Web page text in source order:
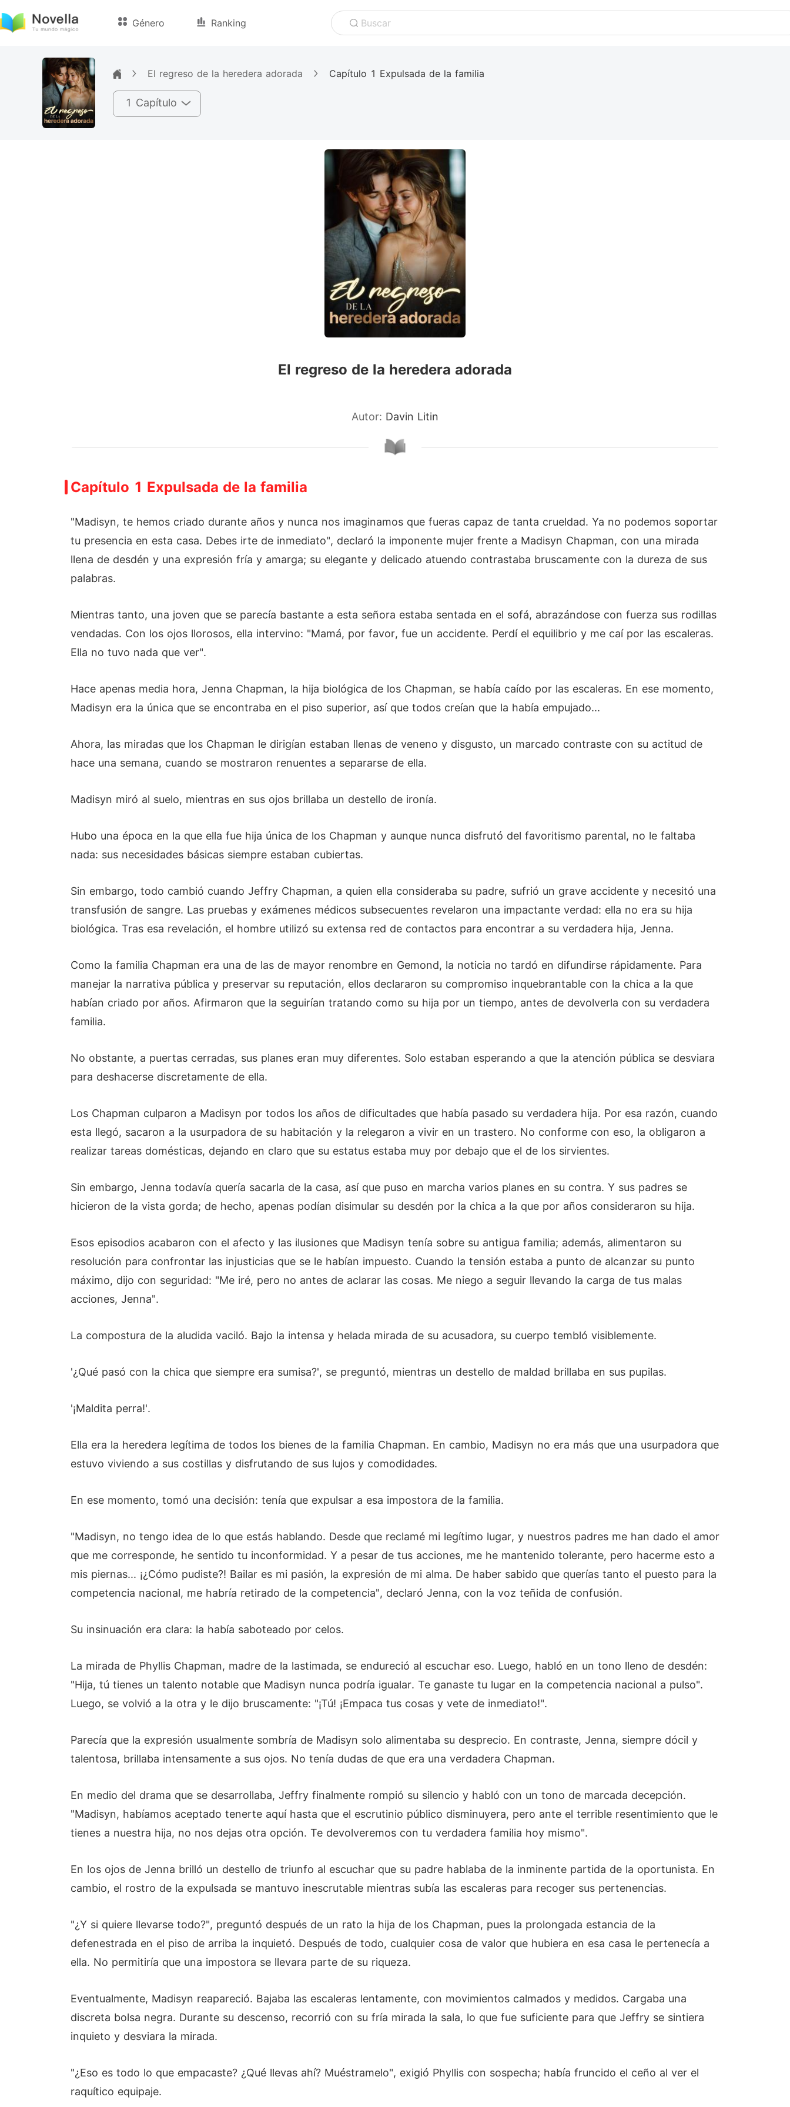
Género Ranking Buscar
El regreso de la heredera adorada Capítulo 1 Expulsada de la familia
1 Capítulo
El regreso de la heredera adorada
Autor: Davin Litin
Capítulo 1 Expulsada de la familia
"Madisyn, te hemos criado durante años y nunca nos imaginamos que fueras capaz de tanta crueldad. Ya no podemos soportar
tu presencia en esta casa. Debes irte de inmediato", declaró la imponente mujer frente a Madisyn Chapman, con una mirada
llena de desdén y una expresión fría y amarga; su elegante y delicado atuendo contrastaba bruscamente con la dureza de sus
palabras.
Mientras tanto, una joven que se parecía bastante a esta señora estaba sentada en el sofá, abrazándose con fuerza sus rodillas
vendadas. Con los ojos llorosos, ella intervino: "Mamá, por favor, fue un accidente. Perdí el equilibrio y me caí por las escaleras.
Ella no tuvo nada que ver".
Hace apenas media hora, Jenna Chapman, la hija biológica de los Chapman, se había caído por las escaleras. En ese momento,
Madisyn era la única que se encontraba en el piso superior, así que todos creían que la había empujado...
Ahora, las miradas que los Chapman le dirigían estaban llenas de veneno y disgusto, un marcado contraste con su actitud de
hace una semana, cuando se mostraron renuentes a separarse de ella.
Madisyn miró al suelo, mientras en sus ojos brillaba un destello de ironía.
Hubo una época en la que ella fue hija única de los Chapman y aunque nunca disfrutó del favoritismo parental, no le faltaba
nada: sus necesidades básicas siempre estaban cubiertas.
Sin embargo, todo cambió cuando Jeffry Chapman, a quien ella consideraba su padre, sufrió un grave accidente y necesitó una
transfusión de sangre. Las pruebas y exámenes médicos subsecuentes revelaron una impactante verdad: ella no era su hija
biológica. Tras esa revelación, el hombre utilizó su extensa red de contactos para encontrar a su verdadera hija, Jenna.
Como la familia Chapman era una de las de mayor renombre en Gemond, la noticia no tardó en difundirse rápidamente. Para
manejar la narrativa pública y preservar su reputación, ellos declararon su compromiso inquebrantable con la chica a la que
habían criado por años. Afirmaron que la seguirían tratando como su hija por un tiempo, antes de devolverla con su verdadera
familia.
No obstante, a puertas cerradas, sus planes eran muy diferentes. Solo estaban esperando a que la atención pública se desviara
para deshacerse discretamente de ella.
Los Chapman culparon a Madisyn por todos los años de dificultades que había pasado su verdadera hija. Por esa razón, cuando
esta llegó, sacaron a la usurpadora de su habitación y la relegaron a vivir en un trastero. No conforme con eso, la obligaron a
realizar tareas domésticas, dejando en claro que su estatus estaba muy por debajo que el de los sirvientes.
Sin embargo, Jenna todavía quería sacarla de la casa, así que puso en marcha varios planes en su contra. Y sus padres se
hicieron de la vista gorda; de hecho, apenas podían disimular su desdén por la chica a la que por años consideraron su hija.
Esos episodios acabaron con el afecto y las ilusiones que Madisyn tenía sobre su antigua familia; además, alimentaron su
resolución para confrontar las injusticias que se le habían impuesto. Cuando la tensión estaba a punto de alcanzar su punto
máximo, dijo con seguridad: "Me iré, pero no antes de aclarar las cosas. Me niego a seguir llevando la carga de tus malas
acciones, Jenna".
La compostura de la aludida vaciló. Bajo la intensa y helada mirada de su acusadora, su cuerpo tembló visiblemente.
'¿Qué pasó con la chica que siempre era sumisa?', se preguntó, mientras un destello de maldad brillaba en sus pupilas.
'¡Maldita perra!'.
Ella era la heredera legítima de todos los bienes de la familia Chapman. En cambio, Madisyn no era más que una usurpadora que
estuvo viviendo a sus costillas y disfrutando de sus lujos y comodidades.
En ese momento, tomó una decisión: tenía que expulsar a esa impostora de la familia.
"Madisyn, no tengo idea de lo que estás hablando. Desde que reclamé mi legítimo lugar, y nuestros padres me han dado el amor
que me corresponde, he sentido tu inconformidad. Y a pesar de tus acciones, me he mantenido tolerante, pero hacerme esto a
mis piernas... ¡¿Cómo pudiste?! Bailar es mi pasión, la expresión de mi alma. De haber sabido que querías tanto el puesto para la
competencia nacional, me habría retirado de la competencia", declaró Jenna, con la voz teñida de confusión.
Su insinuación era clara: la había saboteado por celos.
La mirada de Phyllis Chapman, madre de la lastimada, se endureció al escuchar eso. Luego, habló en un tono lleno de desdén:
"Hija, tú tienes un talento notable que Madisyn nunca podría igualar. Te ganaste tu lugar en la competencia nacional a pulso".
Luego, se volvió a la otra y le dijo bruscamente: "¡Tú! ¡Empaca tus cosas y vete de inmediato!".
Parecía que la expresión usualmente sombría de Madisyn solo alimentaba su desprecio. En contraste, Jenna, siempre dócil y
talentosa, brillaba intensamente a sus ojos. No tenía dudas de que era una verdadera Chapman.
En medio del drama que se desarrollaba, Jeffry finalmente rompió su silencio y habló con un tono de marcada decepción.
"Madisyn, habíamos aceptado tenerte aquí hasta que el escrutinio público disminuyera, pero ante el terrible resentimiento que le
tienes a nuestra hija, no nos dejas otra opción. Te devolveremos con tu verdadera familia hoy mismo".
En los ojos de Jenna brilló un destello de triunfo al escuchar que su padre hablaba de la inminente partida de la oportunista. En
cambio, el rostro de la expulsada se mantuvo inescrutable mientras subía las escaleras para recoger sus pertenencias.
"¿Y si quiere llevarse todo?", preguntó después de un rato la hija de los Chapman, pues la prolongada estancia de la
defenestrada en el piso de arriba la inquietó. Después de todo, cualquier cosa de valor que hubiera en esa casa le pertenecía a
ella. No permitiría que una impostora se llevara parte de su riqueza.
Eventualmente, Madisyn reapareció. Bajaba las escaleras lentamente, con movimientos calmados y medidos. Cargaba una
discreta bolsa negra. Durante su descenso, recorrió con su fría mirada la sala, lo que fue suficiente para que Jeffry se sintiera
inquieto y desviara la mirada.
"¿Eso es todo lo que empacaste? ¿Qué llevas ahí? Muéstramelo", exigió Phyllis con sospecha; había fruncido el ceño al ver el
raquítico equipaje.